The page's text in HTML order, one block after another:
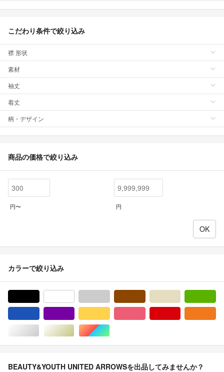
こだわり条件で絞り込み
襟 形状
素材
袖丈
着丈
柄・デザイン
商品の価格で絞り込み
円〜 円
カラーで絞り込み
シルバー/銀色系ゴールド/金色系マルチカラー
BEAUTY&YOUTH UNITED ARROWSを出品してみませんか？